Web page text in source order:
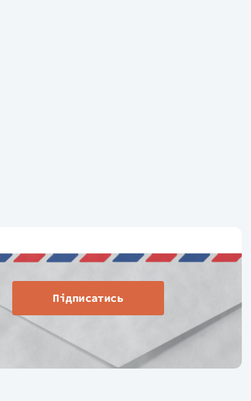
Підписатись